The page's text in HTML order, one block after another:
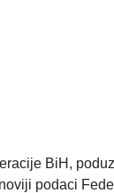
BiH,
podaci